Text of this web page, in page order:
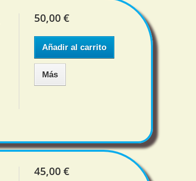
50,00 €
Añadir al carrito
Más
45,00 €